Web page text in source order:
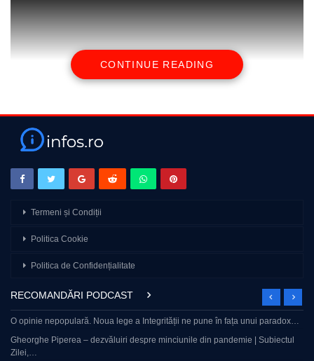
CONTINUE READING
Termeni și Condiții
Politica Cookie
Politica de Confidențialitate
RECOMANDĂRI PODCAST
O opinie nepopulară. Noua lege a Integrității ne pune în fața unui paradox…
Gheorghe Piperea – dezvăluiri despre minciunile din pandemie | Subiectul
Zilei,…